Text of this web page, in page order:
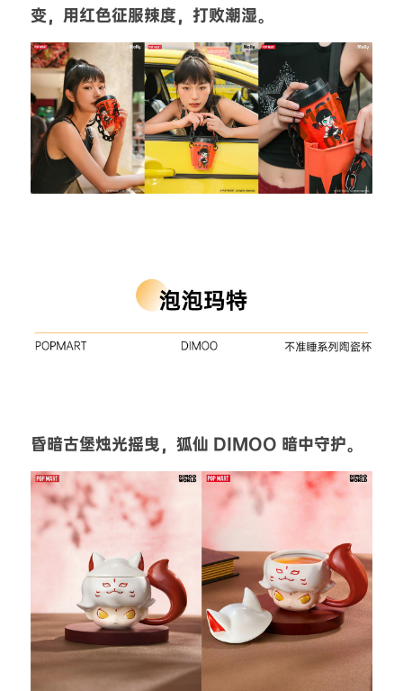
变，用红色征服辣度，打败潮湿。
昏暗古堡烛光摇曳，狐仙 DIMOO 暗中守护。